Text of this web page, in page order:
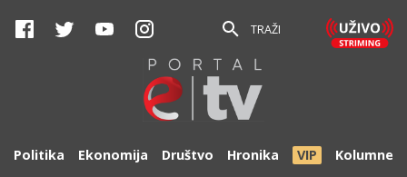
TRAŽI
Politika Ekonomija Društvo Hronika VIP Kolumne